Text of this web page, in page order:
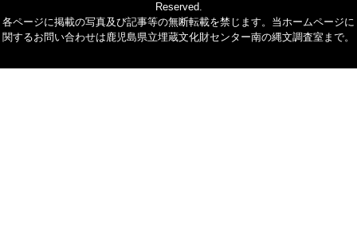
Reserved.
各ページに掲載の写真及び記事等の無断転載を禁じます。当ホームページに
関するお問い合わせは鹿児島県立埋蔵文化財センター南の縄文調査室まで。